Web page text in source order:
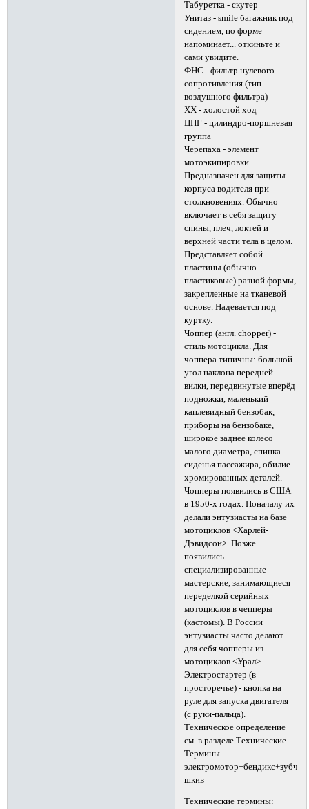
Табуретка - скутер
Унитаз - smile багажник под
сидением, по форме
напоминает... откиньте и
сами увидите.
ФНС - фильтр нулевого
сопротивления (тип
воздушного фильтра)
ХХ - холостой ход
ЦПГ - цилиндро-поршневая
группа
Черепаха - элемент
мотоэкипировки.
Предназначен для защиты
корпуса водителя при
столкновениях. Обычно
включает в себя защиту
спины, плеч, локтей и
верхней части тела в целом.
Представляет собой
пластины (обычно
пластиковые) разной формы,
закрепленные на тканевой
основе. Надевается под
куртку.
Чоппер (англ. chopper) -
стиль мотоцикла. Для
чоппера типичны: большой
угол наклона передней
вилки, передвинутые вперёд
подножки, маленький
каплевидный бензобак,
приборы на бензобаке,
широкое заднее колесо
малого диаметра, спинка
сиденья пассажира, обилие
хромированных деталей.
Чопперы появились в США
в 1950-х годах. Поначалу их
делали энтузиасты на базе
мотоциклов <Харлей-
Дэвидсон>. Позже
появились
специализированные
мастерские, занимающиеся
переделкой серийных
мотоциклов в чепперы
(кастомы). В России
энтузиасты часто делают
для себя чопперы из
мотоциклов <Урал>.
Электростартер (в
просторечье) - кнопка на
руле для запуска двигателя
(с руки-пальца).
Техническое определение
см. в разделе Технические
Термины
шкив
Технические термины: